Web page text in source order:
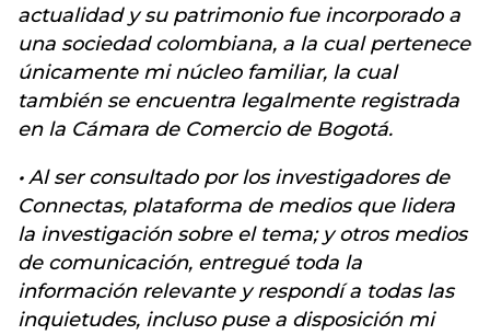
actualidad y su patrimonio fue incorporado a
una sociedad colombiana, a la cual pertenece
únicamente mi núcleo familiar, la cual
también se encuentra legalmente registrada
en la Cámara de Comercio de Bogotá.
·Al ser consultado por los investigadores de
Connectas, plataforma de medios que lidera
la investigación sobre el tema; y otros medios
de comunicación, entregué toda la
información relevante y respondí a todas las
inquietudes, incluso puse a disposición mi